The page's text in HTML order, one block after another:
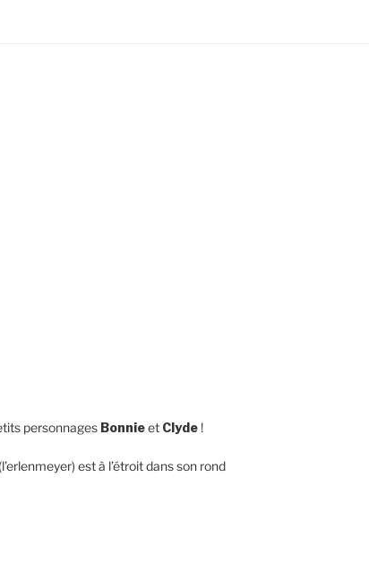
personnages Bonnieet Clyde!
est à l’étroit dans son rond